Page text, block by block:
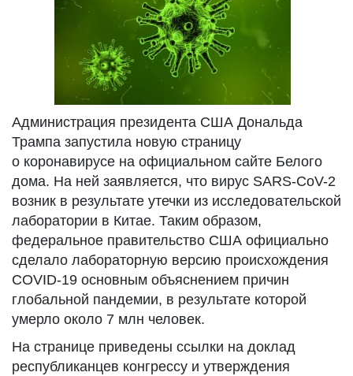
Администрация президента США Дональда
Трампа запустила новую страницу
о коронавирусе на официальном сайте Белого
дома. На ней заявляется, что вирус SARS-CoV-2
возник в результате утечки из исследовательской
лаборатории в Китае. Таким образом,
федеральное правительство США официально
сделало лабораторную версию происхождения
COVID-19 основным объяснением причин
глобальной пандемии, в результате которой
умерло около 7 млн человек.
На странице приведены ссылки на доклад
республиканцев конгрессу и утверждения